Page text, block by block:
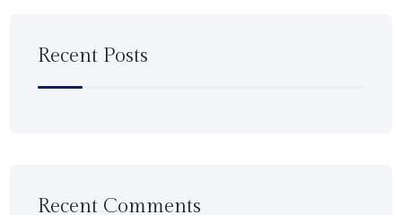
Recent Posts
Recent Comments